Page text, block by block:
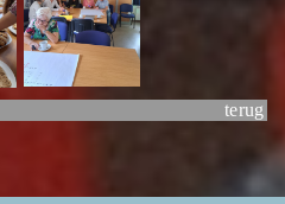
terug